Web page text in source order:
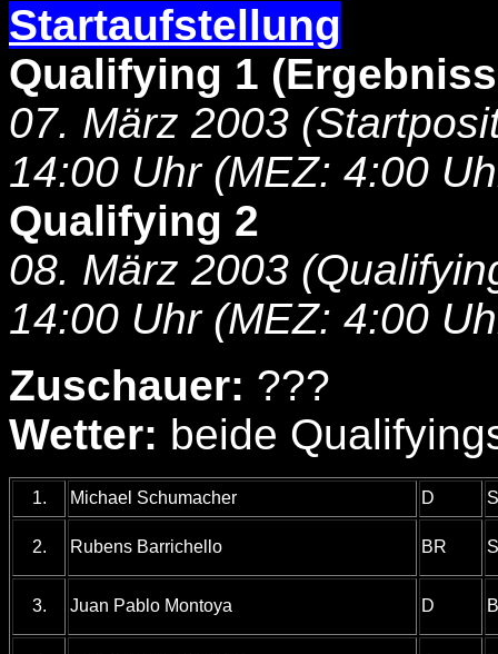
Startaufstellung
Qualifying 1
07. März 2003
14:00 Uhr (MEZ: 4:00
Qualifying 2
08. März 2003
14:00 Uhr (MEZ: 4:00
Zuschauer: ???
Wetter: beide
1. Michael Schumacher D
2. Rubens Barrichello BR
3. Juan Pablo Montoya D